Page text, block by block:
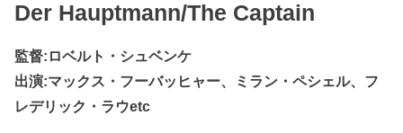
Der Hauptmann/The Captain
監督:ロベルト・シュベンケ
出演:マックス・フーバッヒャー、ミラン・ペシェル、フ
レデリック・ラウetc